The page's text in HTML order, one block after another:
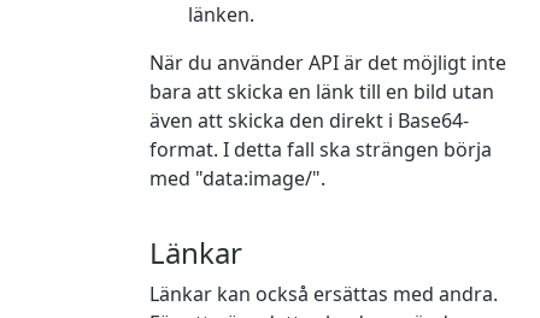
länken.
När du använder API är det möjligt inte
bara att skicka en länk till en bild utan
även att skicka den direkt i Base64-
format. I detta fall ska strängen börja
med "data:image/".
Länkar
Länkar kan också ersättas med andra.